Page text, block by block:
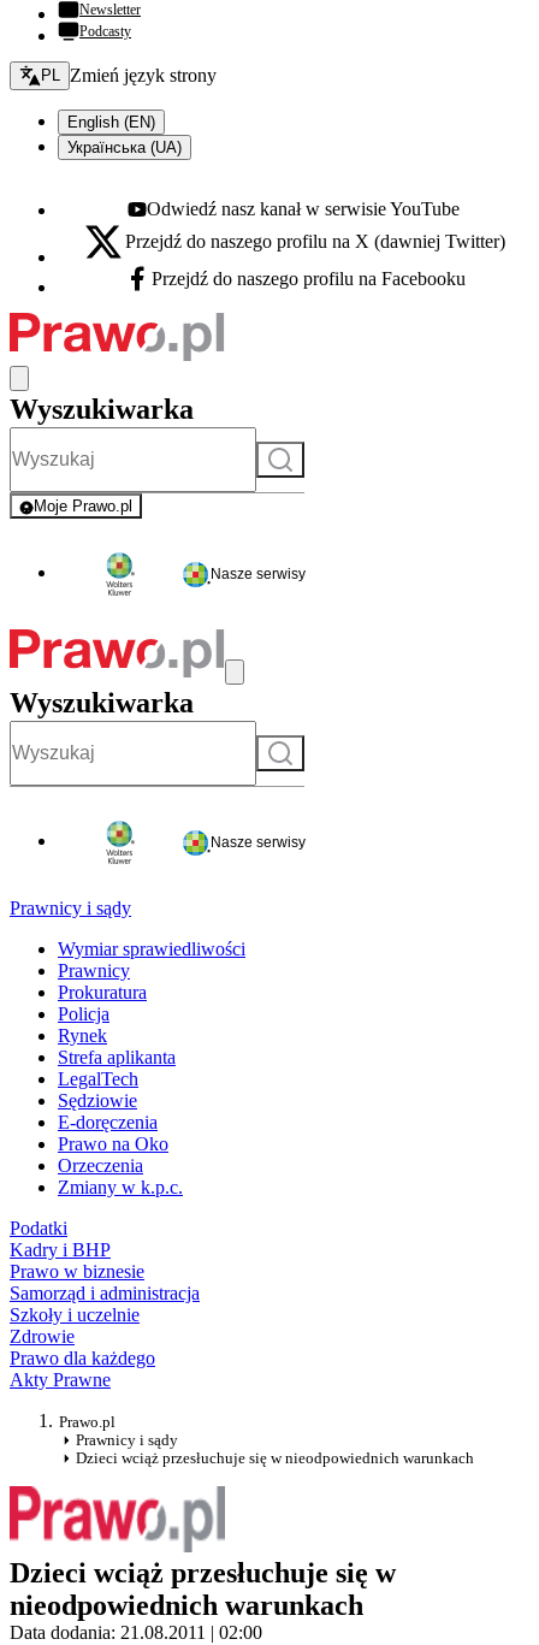
Newsletter
Podcasty
Zmień język - bieżący:
PL Zmień język strony
English (EN)
Українська (UA)
Youtube - otwiera się w nowej karcie
Odwiedź nasz kanał w serwisie YouTube
X - otwiera się w nowej karcie
Przejdź do naszego profilu na X (dawniej Twitter)
Facebook - otwiera się w nowej karcie
Przejdź do naszego profilu na Facebooku
Wyszukiwarka
Szukaj
Moje Prawo.pl
- rejestracja i logowanie do serwisu
Nasze serwisy
Wyszukiwarka
Szukaj
Nasze serwisy
Prawnicy i sądy
Wymiar sprawiedliwości
Prawnicy
Prokuratura
Policja
Rynek
Strefa aplikanta
LegalTech
Sędziowie
E-doręczenia
Prawo na Oko
Orzeczenia
Zmiany w k.p.c.
Podatki
Kadry i BHP
Prawo w biznesie
Samorząd i administracja
Szkoły i uczelnie
Zdrowie
Prawo dla każdego
Akty Prawne
Prawo.pl
Prawnicy i sądy
Dzieci wciąż przesłuchuje się w nieodpowiednich warunkach
Dzieci wciąż przesłuchuje się w
nieodpowiednich warunkach
Data dodania: 21.08.2011 | 02:00